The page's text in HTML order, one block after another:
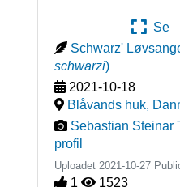
Se
Schwarz'
schwarzi)
2021-10-18
Blåvands huk,
Sebastian Steinar
profil
Uploadet 2021-10-27
1 1523